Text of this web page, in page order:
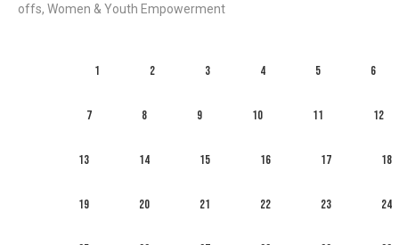
offs, Women & Youth Empowerment
1 2 3 4 5 6
7 8 9 10 11 12
13 14 15 16 17 18
19 20 21 22 23 24